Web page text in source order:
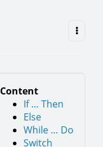
Content
If … Then
Else
While … Do
Switch